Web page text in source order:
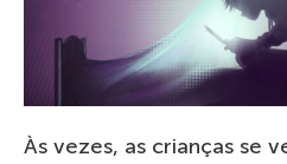
Às vezes, as crianças se